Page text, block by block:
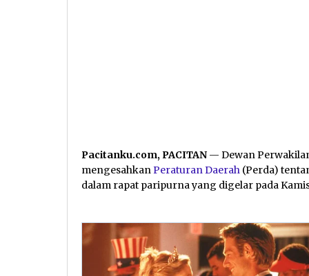
Pacitanku.com, PACITAN — Dewan
mengesahkanPeraturan Daerah (Perda)
dalam rapat paripurna yang digelar pada